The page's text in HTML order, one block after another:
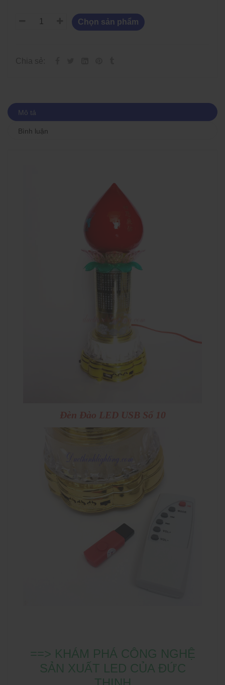
Chọn sản phẩm
Mô tả
Bình luận
Đèn Đào LED USB Số 10
==> KHÁM PHÁ CÔNG NGHỆ
SẢN XUẤT LED CỦA ĐỨC